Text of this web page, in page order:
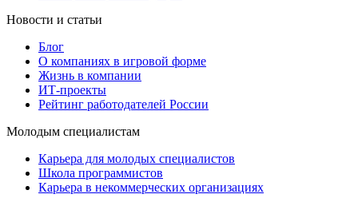
Новости и статьи
Блог
О компаниях в игровой форме
Жизнь в компании
ИТ-проекты
Рейтинг работодателей России
Молодым специалистам
Карьера для молодых специалистов
Школа программистов
Карьера в некоммерческих организациях